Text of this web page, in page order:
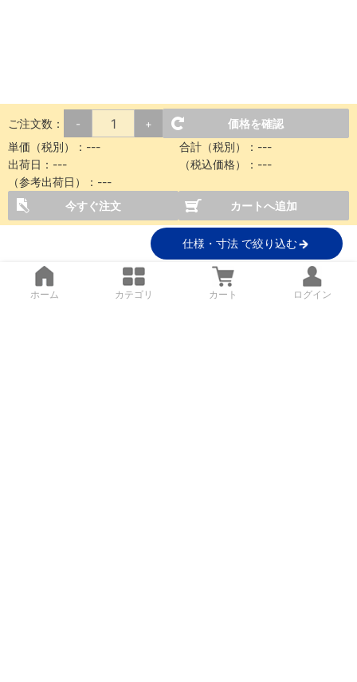
ご注文数： - +
価格を確認
単価（税別）： --- 合計（税別）： ---
出荷日： --- （税込価格）： ---
（参考出荷日）： ---
今すぐ注文
カートへ追加
仕様・寸法 で絞り込む
ホーム カテゴリ カート ログイン